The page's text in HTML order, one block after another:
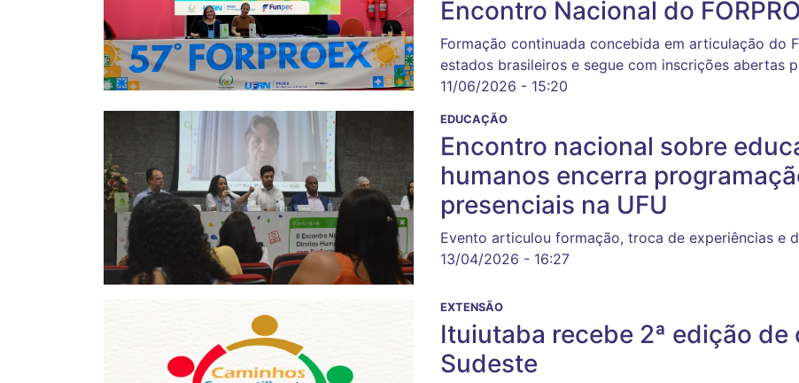
Encontro Nacional do
Formação continuada concebida em articulação do
estados brasileiros e segue com inscrições abertas
11/06/2026 - 15:20
EDUCAÇÃO
Encontro nacional sobre
humanos encerra
presenciais na UFU
Evento articulou formação, troca de experiências e
13/04/2026 - 16:27
EXTENSÃO
Ituiutaba recebe 2ª edição
Sudeste